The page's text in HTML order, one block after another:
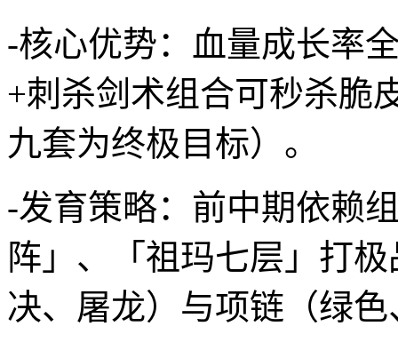
-核心优势：血量成长率
+刺杀剑术组合可秒杀脆
九套为终极目标）。
-发育策略：前中期依赖
阵」、「祖玛七层」打
决、屠龙）与项链（绿